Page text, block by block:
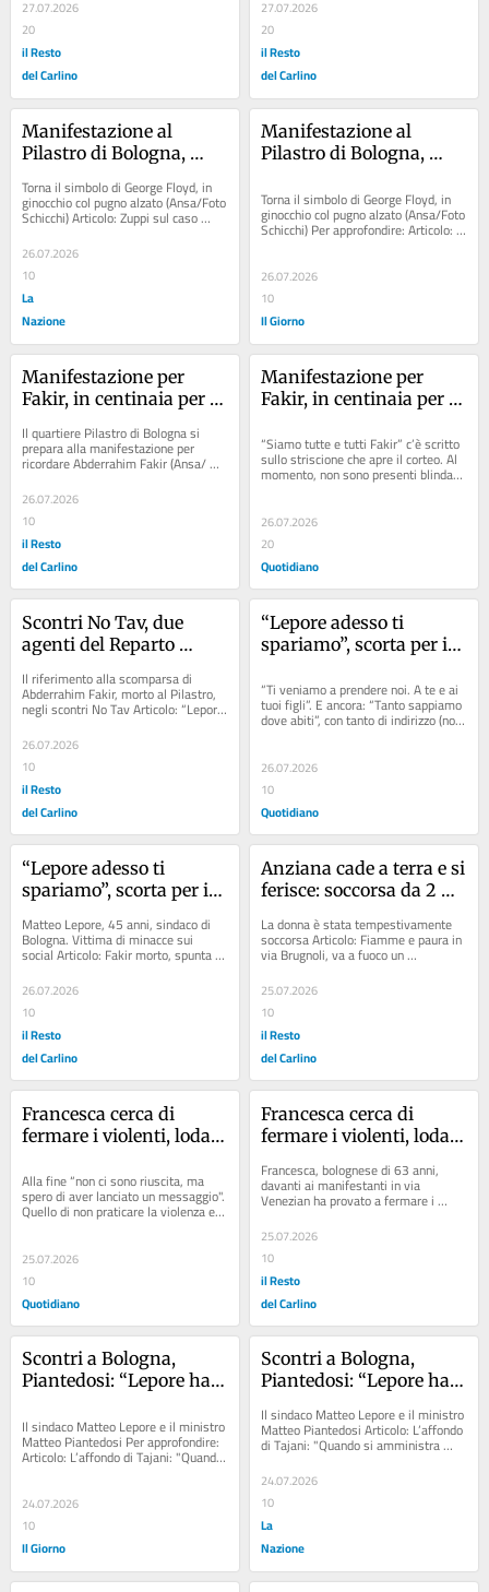
27.07.2026
20
il Resto
del Carlino
27.07.2026
20
il Resto
del Carlino
Manifestazione al
Pilastro di Bologna,
“Via Svevo diventi via
Fakir”. Torna il simbolo
Torna il simbolo di George Floyd, in
ginocchio col pugno alzato (Ansa/Foto
Schicchi) Articolo: Zuppi sul caso
Fakir: “Verificare eventuali errori è...
26.07.2026
10
La
Nazione
Manifestazione al
Pilastro di Bologna,
“Via Svevo diventi via
Fakir”. Torna il simbolo
di George Floyd
Torna il simbolo di George Floyd, in
ginocchio col pugno alzato (Ansa/Foto
Schicchi) Per approfondire: Articolo:
Zuppi sul caso Fakir:...
26.07.2026
10
Il Giorno
Manifestazione per
Fakir, in centinaia per la
Pilastro
Il quartiere Pilastro di Bologna si
prepara alla manifestazione per
ricordare Abderrahim Fakir (Ansa/
Domenico Palesse) Articolo: Zuppi sul
caso...
26.07.2026
10
il Resto
del Carlino
Manifestazione per
Fakir, in centinaia per la
Pilastro: la diretta da
Bologna /
“Siamo tutte e tutti Fakir” c’è scritto
sullo striscione che apre il corteo. Al
momento, non sono presenti blindati.
Intanto continua il...
26.07.2026
20
Quotidiano
Scontri No Tav, due
agenti del Reparto
feriti
Il riferimento alla scomparsa di
Abderrahim Fakir, morto al Pilastro,
negli scontri No Tav Articolo: “Lepore
adesso ti spariamo”, scorta per il...
26.07.2026
10
il Resto
del Carlino
“Lepore adesso ti
spariamo”, scorta per il
da due agenti
“Ti veniamo a prendere noi. A te e ai
tuoi figli”. E ancora: “Tanto sappiamo
dove abiti”, con tanto di indirizzo (non
più attuale) di casa...
26.07.2026
10
Quotidiano
“Lepore adesso ti
spariamo”, scorta per il
da due agenti
Matteo Lepore, 45 anni, sindaco di
Bologna. Vittima di minacce sui
social Articolo: Fakir morto, spunta
un nuovo video: chiazza di sangue
sotto la...
26.07.2026
10
il Resto
del Carlino
Anziana cade a terra e si
ferisce: soccorsa da 2
“Grande professionalità
e umanità”
La donna è stata tempestivamente
soccorsa Articolo: Fiamme e paura in
via Brugnoli, va a fuoco un
appartamento: salvato un anziano di
94 anni...
25.07.2026
10
il Resto
del Carlino
Francesca cerca di
fermare i violenti, lodata
fatto per la città”
Alla fine “non ci sono riuscita, ma
spero di aver lanciato un messaggio".
Quello di non praticare la violenza e
di voler bene alla città. Un...
25.07.2026
10
Quotidiano
Francesca cerca di
fermare i violenti, lodata
fatto per Bologna.
Ragazzi, basta scontri”
Francesca, bolognese di 63 anni,
davanti ai manifestanti in via
Venezian ha provato a fermare i
violenti (dal video di Local Team). A
destra la...
25.07.2026
10
il Resto
del Carlino
Scontri a Bologna,
Piantedosi: “Lepore ha
della piazza”. La replica:
“Attaccarmi non risolve
i problemi di ordine
Il sindaco Matteo Lepore e il ministro
Matteo Piantedosi Per approfondire:
Articolo: L’affondo di Tajani: "Quando
si amministra bisogna...
24.07.2026
10
Il Giorno
Scontri a Bologna,
Piantedosi: “Lepore ha
della piazza”. La replica:
“Attaccarmi non risolve
pubblico”
Il sindaco Matteo Lepore e il ministro
Matteo Piantedosi Articolo: L’affondo
di Tajani: "Quando si amministra
bisogna avere prudenza"...
24.07.2026
10
La
Nazione